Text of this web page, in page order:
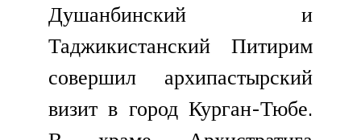
Душанбинский и
Таджикистанский Питирим
совершил архипастырский
визит в город Курган-Тюбе.